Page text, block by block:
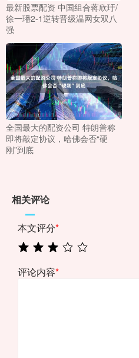
最新股票配资 中国组合蒋欣玗/
徐一璠2-1逆转晋级温网女双八
强
全国最大的配资公司 特朗普称
即将敲定协议，哈佛会否“硬
刚”到底
相关评论
本文评分*
评论内容*